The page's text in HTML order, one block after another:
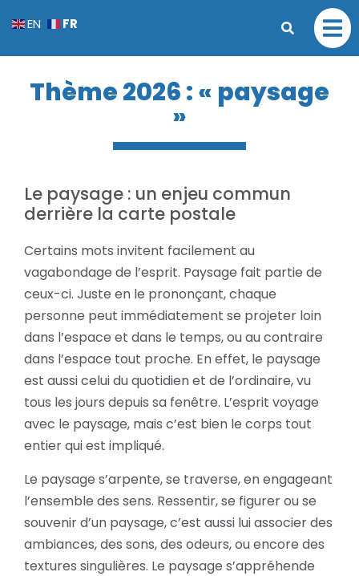
Thème 2026 : « paysage
»
Le paysage : un enjeu commun
derrière la carte postale
Certains mots invitent facilement au
vagabondage de l’esprit. Paysage fait partie de
ceux-ci. Juste en le prononçant, chaque
personne peut immédiatement se projeter loin
dans l’espace et dans le temps, ou au contraire
dans l’espace tout proche. En effet, le paysage
est aussi celui du quotidien et de l’ordinaire, vu
tous les jours depuis sa fenêtre. L’esprit voyage
avec le paysage, mais c’est bien le corps tout
entier qui est impliqué.
Le paysage s’arpente, se traverse, en engageant
l’ensemble des sens. Ressentir, se figurer ou se
souvenir d’un paysage, c’est aussi lui associer des
ambiances, des sons, des odeurs, ou encore des
textures singulières. Le paysage s’appréhende
EN FR